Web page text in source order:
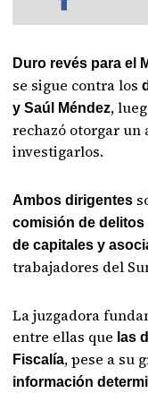
Duro revés para el
se sigue contra los
y Saúl Méndez,
rechazó otorgar un
investigarlos.
Ambos dirigentes
comisión de delitos
de capitales y
trabajadores del
La juzgadora
entre ellas que las
Fiscalía, pese a su
información